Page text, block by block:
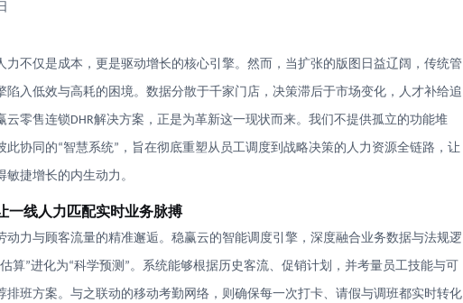
力不仅是成本，更是驱动增长的核心引擎。然而，当扩张的版图日益辽阔，传统管
陷入低效与高耗的困境。数据分散于千家门店，决策滞后于市场变化，人才补给追
云零售连锁DHR解决方案，正是为革新这一现状而来。我们不提供孤立的功能堆
此协同的“智慧系统” ，旨在彻底重塑从员工调度到战略决策的人力资源全链路，让
捷增长的内生动力。
一线人力匹配实时业务脉搏
动力与顾客流量的精准邂逅。稳赢云的智能调度引擎，深度融合业务数据与法规逻
算”进化为“科学预测 ”。系统能够根据历史客流、促销计划，并考量员工技能与可
排班方案。与之联动的移动考勤网络，则确保每一次打卡、请假与调班都实时转化